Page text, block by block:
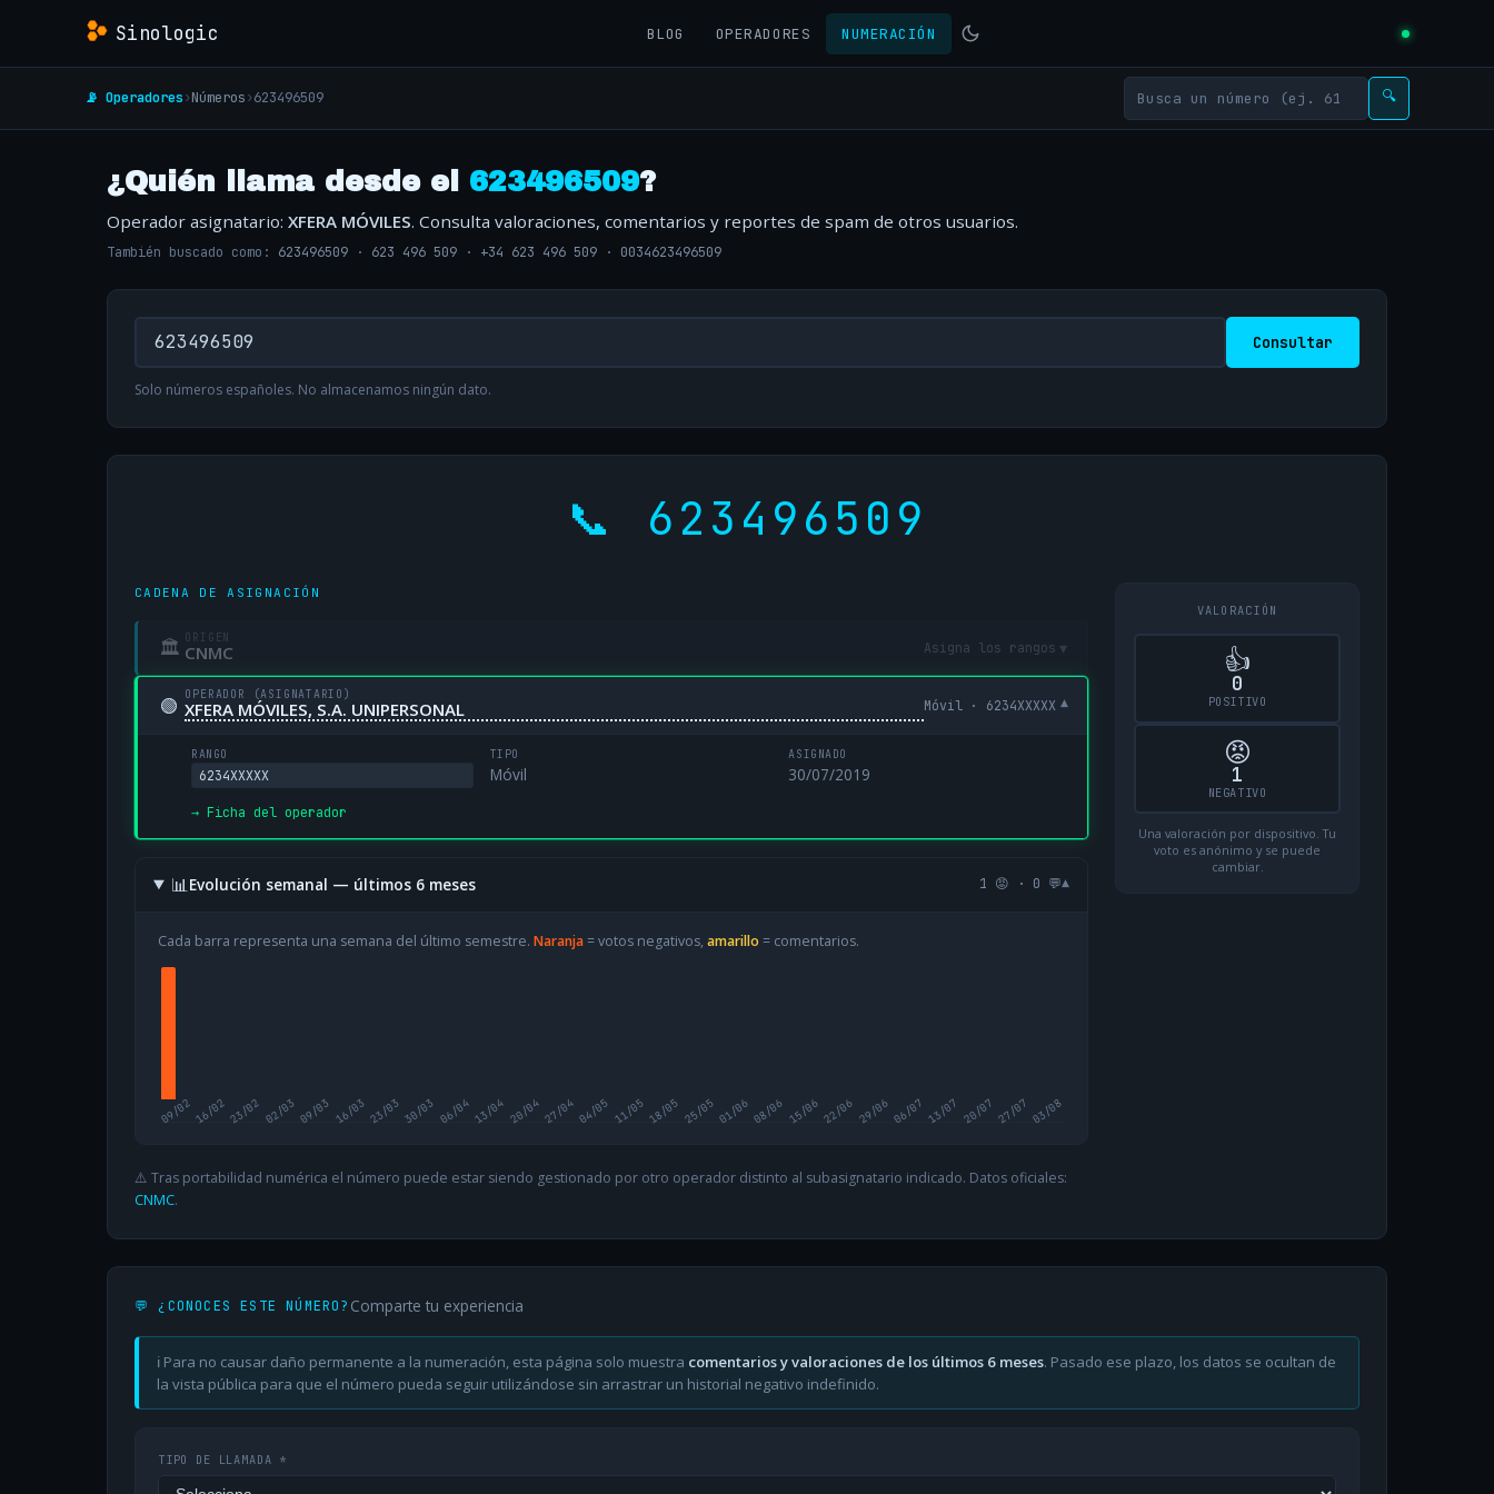
Sinologic BLOG OPERADORES NUMERACIÓN
📡 Operadores›Números›623496509 🔍
¿Quién llama desde el 623496509?
Operador asignatario: XFERA MÓVILES. Consulta valoraciones, comentarios y reportes de spam de otros usuarios.
También buscado como: 623496509 · 623 496 509 · +34 623 496 509 · 0034623496509
Consultar
Solo números españoles. No almacenamos ningún dato.
📞 623496509
CADENA DE ASIGNACIÓN
🏛 ORIGEN
CNMC Asigna los rangos ▾
🟢 OPERADOR (ASIGNATARIO)
XFERA MÓVILES, S.A. UNIPERSONAL Móvil · 6234XXXXX ▾
RANGO
6234XXXXX
TIPO
Móvil
ASIGNADO
30/07/2019
→ Ficha del operador
📊Evolución semanal — últimos 6 meses 1 😡 · 0 💬▾
Cada barra representa una semana del último semestre. Naranja= votos negativos, amarillo = comentarios.
09/0216/0223/02 02/03 09/03 16/03 23/03 30/03 06/0413/04 20/0427/0404/05 11/0518/05 25/0501/0608/06 15/0622/06 29/0606/07 13/07 20/07 27/07 03/08
⚠️ Tras portabilidad numérica el número puede estar siendo gestionado por otro operador distinto al subasignatario indicado. Datos oficiales:
CNMC.
VALORACIÓN
👍
0
POSITIVO
😡
1
NEGATIVO
Una valoración por dispositivo. Tu
voto es anónimo y se puede
cambiar.
💬 ¿CONOCES ESTE NÚMERO? Comparte tu experiencia
ℹ️ Para no causar daño permanente a la numeración, esta página solo muestra comentarios y valoraciones de los últimos 6 meses. Pasado ese plazo, los datos se ocultan de
la vista pública para que el número pueda seguir utilizándose sin arrastrar un historial negativo indefinido.
TIPO DE LLAMADA *